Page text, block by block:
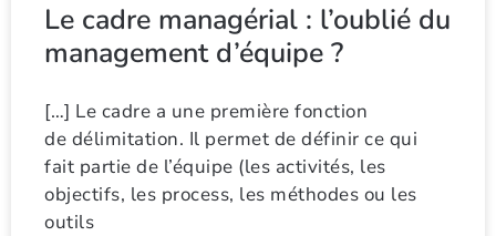
Le cadre managérial : l’oublié du
management d’équipe ?
[…] Le cadre a une première fonction
de délimitation. Il permet de définir ce qui
fait partie de l’équipe (les activités, les
objectifs, les process, les méthodes ou les
outils